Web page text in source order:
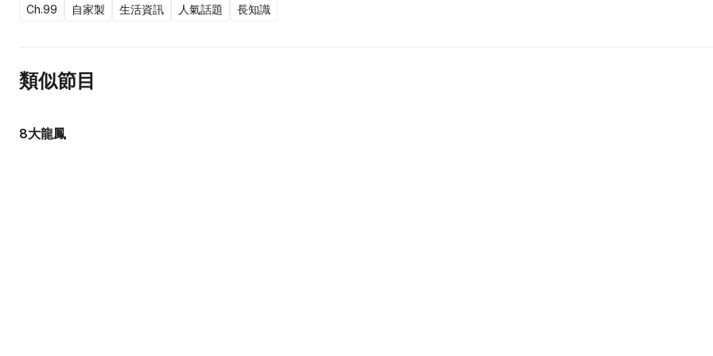
Ch.99 自家製 生活資訊 人氣話題 長知識
類似節目
8大龍鳳